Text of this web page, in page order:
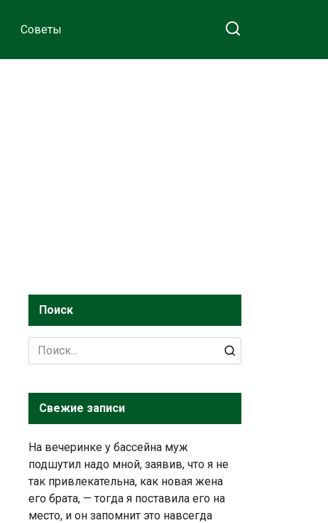
Советы
Поиск
Search
for:
Свежие записи
На вечеринке у бассейна муж
подшутил надо мной, заявив, что я не
так привлекательна, как новая жена
его брата, — тогда я поставила его на
место, и он запомнит это навсегда